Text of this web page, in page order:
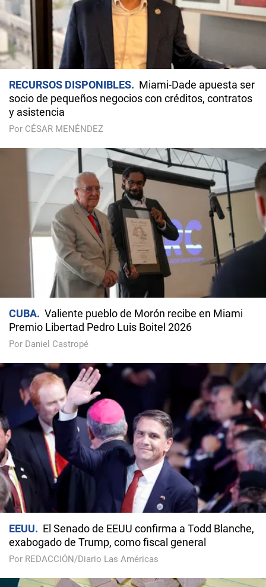
RECURSOS DISPONIBLES
Miami-Dade apuesta ser
socio de pequeños negocios con créditos, contratos
y asistencia
Por CÉSAR MENÉNDEZ
CUBA
Valiente pueblo de Morón recibe en Miami
Premio Libertad Pedro Luis Boitel 2026
Por Daniel Castropé
EEUU
El Senado de EEUU confirma a Todd Blanche,
exabogado de Trump, como fiscal general
Por REDACCIÓN/Diario Las Américas